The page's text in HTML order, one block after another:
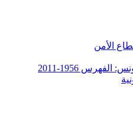
الأمن
1956-2011